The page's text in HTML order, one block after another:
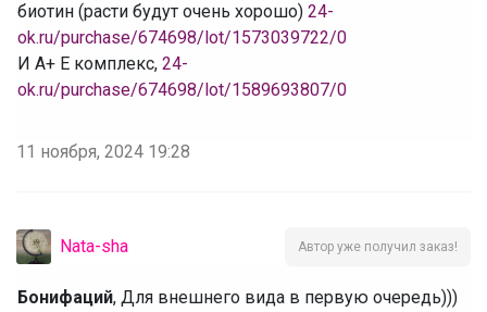
биотин (расти будут очень хорошо) 24-
ok.ru/purchase/674698/lot/1573039722/0
‌И А+ Е комплекс, 24-
ok.ru/purchase/674698/lot/1589693807/0
11 ноября, 2024 19:28
Nata-sha Автор уже получил заказ!
Бонифаций, Для внешнего вида в первую очередь)))